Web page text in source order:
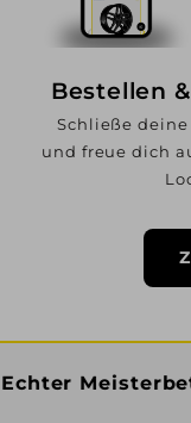
Bestellen
Schließe
und freue dich
🛠️